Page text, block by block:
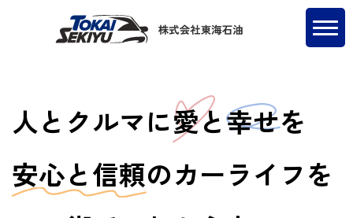
人とクルマに愛と幸せを
安心と信頼のカーライフを